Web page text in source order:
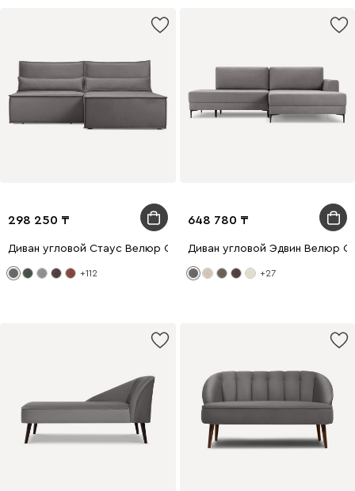
298 250
Диван угловой Стаус Велюр Серый
+112
648 780
Диван угловой Эдвин Велюр
+27